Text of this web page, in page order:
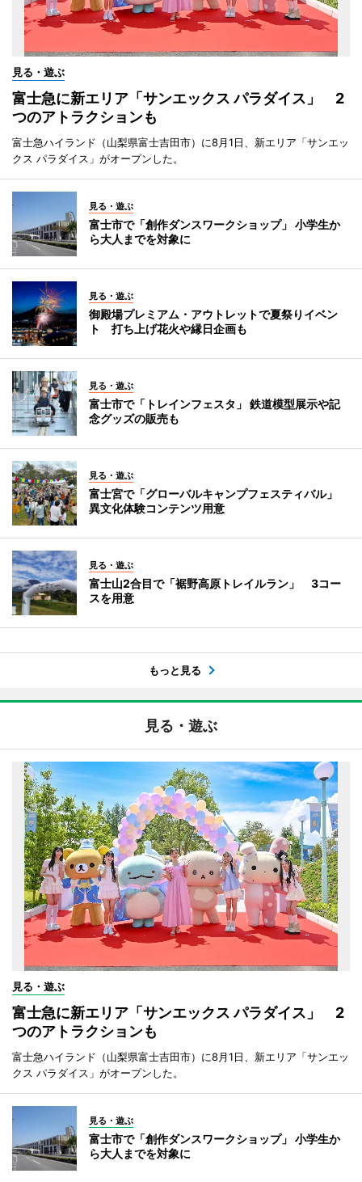
見る・遊ぶ
富士急に新エリア「サンエックス パラダイス」 2
つのアトラクションも
富士急ハイランド（山梨県富士吉田市）に8月1日、新エリア「サンエッ
クス パラダイス」がオープンした。
見る・遊ぶ
富士市で「創作ダンスワークショップ」 小学生か
ら大人までを対象に
見る・遊ぶ
御殿場プレミアム・アウトレットで夏祭りイベン
ト 打ち上げ花火や縁日企画も
見る・遊ぶ
富士市で「トレインフェスタ」 鉄道模型展示や記
念グッズの販売も
見る・遊ぶ
富士宮で「グローバルキャンプフェスティバル」
異文化体験コンテンツ用意
見る・遊ぶ
富士山2合目で「裾野高原トレイルラン」 3コー
スを用意
もっと見る
見る・遊ぶ
見る・遊ぶ
富士急に新エリア「サンエックス パラダイス」 2
つのアトラクションも
富士急ハイランド（山梨県富士吉田市）に8月1日、新エリア「サンエッ
クス パラダイス」がオープンした。
見る・遊ぶ
富士市で「創作ダンスワークショップ」 小学生か
ら大人までを対象に